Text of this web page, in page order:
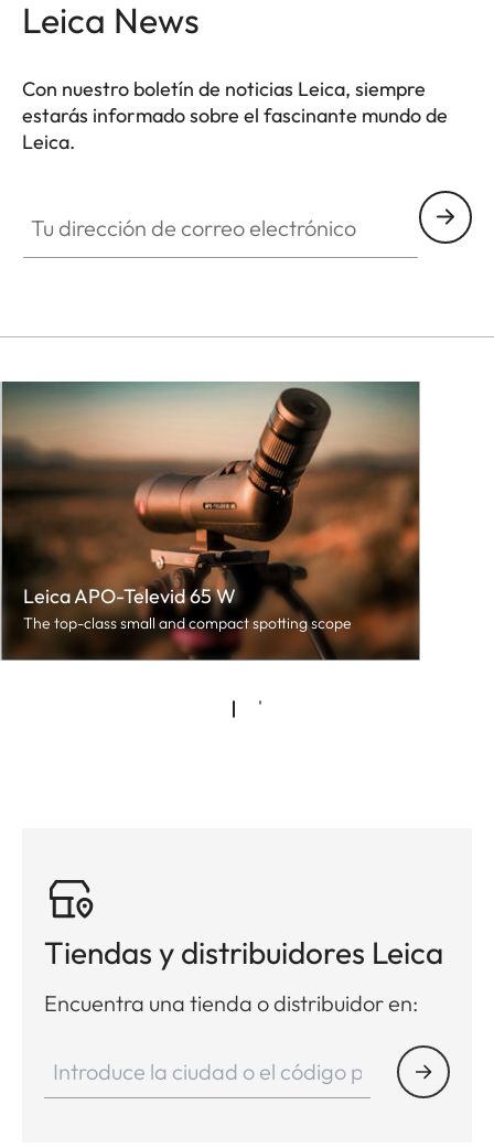
Leica News
Con nuestro boletín de noticias Leica, siempre
estarás informado sobre el fascinante mundo de
Leica.
Leica APO-Televid 65 W
The top-class small and compact spotting scope
Tiendas y distribuidores Leica
Encuentra una tienda o distribuidor en: